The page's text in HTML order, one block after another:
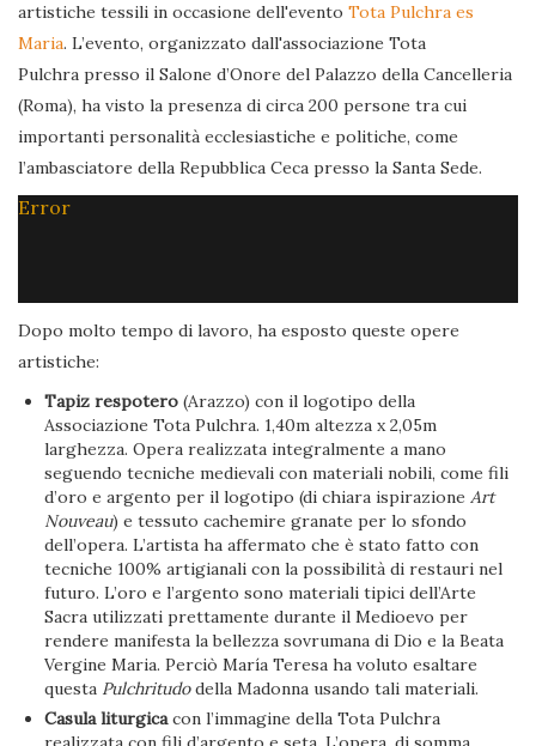
artistiche tessili in occasione dell'evento Tota Pulchra es
Maria. L’evento, organizzato dall'associazione Tota
Pulchra presso il Salone d’Onore del Palazzo della Cancelleria
(Roma), ha visto la presenza di circa 200 persone tra cui
importanti personalità ecclesiastiche e politiche, come
l’ambasciatore della Repubblica Ceca presso la Santa Sede.
Error
Dopo molto tempo di lavoro, ha esposto queste opere
artistiche:
Tapiz respotero (Arazzo) con il logotipo della
Associazione Tota Pulchra. 1,40m altezza x 2,05m
larghezza. Opera realizzata integralmente a mano
seguendo tecniche medievali con materiali nobili, come fili
d’oro e argento per il logotipo (di chiara ispirazioneArt
Nouveau) e tessuto cachemire granate per lo sfondo
dell’opera. L’artista ha affermato che è stato fatto con
tecniche 100% artigianali con la possibilità di restauri nel
futuro. L’oro e l’argento sono materiali tipici dell’Arte
Sacra utilizzati prettamente durante il Medioevo per
rendere manifesta la bellezza sovrumana di Dio e la Beata
Vergine Maria. Perciò María Teresa ha voluto esaltare
questa Pulchritudodella Madonna usando tali materiali.
Casula liturgicacon l’immagine della Tota Pulchra